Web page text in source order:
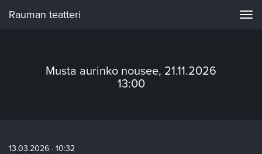
Rauman teatteri
Musta aurinko nousee, 21.11.2026
13:00
13.03.2026 · 10:32